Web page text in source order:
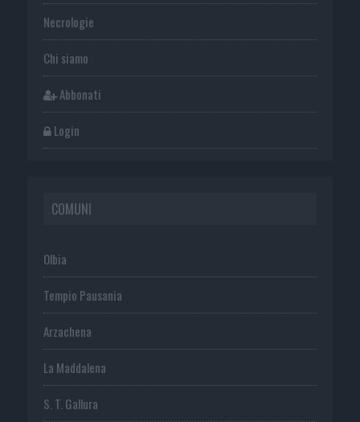
Necrologie
Chi siamo
Abbonati
Login
COMUNI
Olbia
Tempio Pausania
Arzachena
La Maddalena
S. T. Gallura